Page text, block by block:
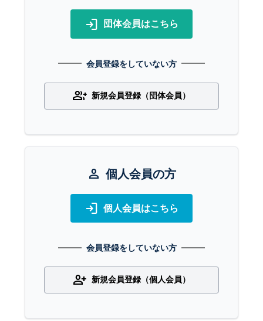
login 団体会員はこちら
会員登録をしていない方
group_add 新規会員登録（団体会員）
person 個人会員の方
login 個人会員はこちら
会員登録をしていない方
person_add 新規会員登録（個人会員）